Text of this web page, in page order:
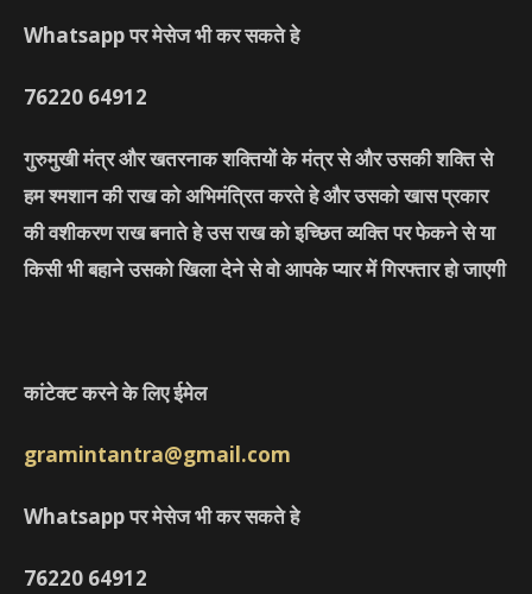
Whatsapp पर मेसेज भी कर सकते हे
76220 64912
गुरुमुखी मंत्र और खतरनाक शक्तियों के मंत्र से और उसकी शक्ति से
हम श्मशान की राख को अभिमंत्रित करते हे और उसको खास प्रकार
की वशीकरण राख बनाते हे उस राख को इच्छित व्यक्ति पर फेकने से या
किसी भी बहाने उसको खिला देने से वो आपके प्यार में गिरफ्तार हो जाएगी
कांटेक्ट करने के लिए ईमेल
gramintantra@gmail.com
Whatsapp पर मेसेज भी कर सकते हे
76220 64912